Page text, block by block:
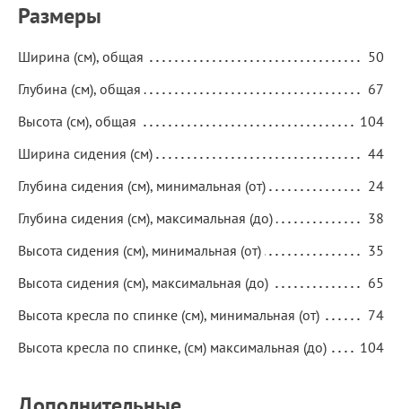
Размеры
Ширина (см), общая
50
Глубина (см), общая
67
Высота (см), общая
104
Ширина сидения (см)
44
Глубина сидения (см), минимальная (от)
24
Глубина сидения (см), максимальная (до)
38
Высота сидения (см), минимальная (от)
35
Высота сидения (см), максимальная (до)
65
Высота кресла по спинке (см), минимальная (от)
74
Высота кресла по спинке, (см) максимальная (до)
104